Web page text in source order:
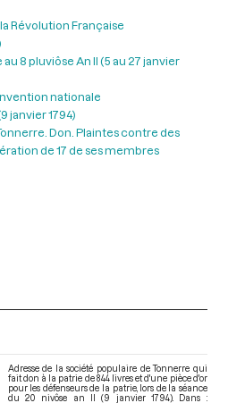
Révolution Française
au 8 pluviôse An II (5 au 27 janvier
nationale
janvier 1794)
Don. Plaintes contre des
de 17 de ses membres
Adresse de la société populaire de Tonnerre qui
fait don à la patrie de 844 livres et d'une pièce d'or
pour les défenseurs de la patrie, lors de la séance
du 20 nivôse an II (9 janvier 1794). Dans :